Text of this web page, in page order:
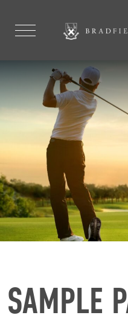
SAMPLE
PHOTO